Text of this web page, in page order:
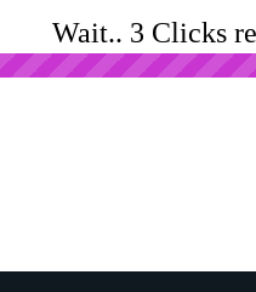
Wait.. 3 Clicks